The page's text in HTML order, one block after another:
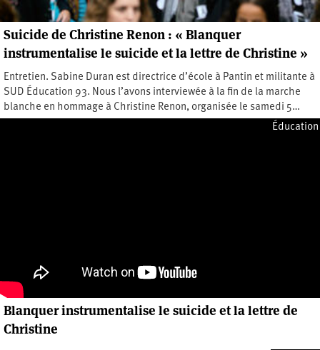
Suicide de Christine Renon : « Blanquer
instrumentalise le suicide et la lettre de Christine »
Entretien. Sabine Duran est directrice d’école à Pantin et militante à
SUD Éducation 93. Nous l’avons interviewée à la fin de la marche
blanche en hommage à Christine Renon, organisée le samedi 5…
Mercredi 9 octobre 2019
Éducation
Blanquer instrumentalise le suicide et la lettre de
Christine